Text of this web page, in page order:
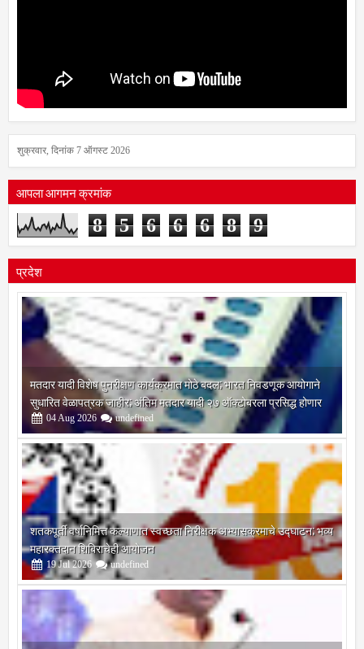
शुक्रवार, दिनांक 7 ऑगस्ट 2026
आपला आगमन क्रमांक
8 5 6 6 6 8 9
प्रदेश
मतदार यादी विशेष पुनरीक्षण कार्यक्रमात मोठे बदल; भारत निवडणूक आयोगाने
सुधारित वेळापत्रक जाहीर; अंतिम मतदार यादी २७ ऑक्टोबरला प्रसिद्ध होणार
04Aug 2026 undefined
शतकपूर्ती वर्षानिमित्त कल्याणात स्वच्छता निरीक्षक अभ्यासक्रमाचे उद्घाटन; भव्य
महारक्तदान शिबिराचेही आयोजन
19 Jul 2026 undefined